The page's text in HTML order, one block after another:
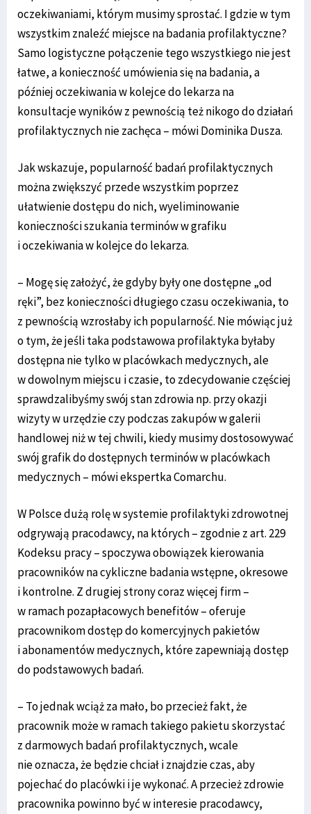
oczekiwaniami, którym musimy sprostać. I gdzie w tym
wszystkim znaleźć miejsce na badania profilaktyczne?
Samo logistyczne połączenie tego wszystkiego nie jest
łatwe, a konieczność umówienia się na badania, a
później oczekiwania w kolejce do lekarza na
konsultacje wyników z pewnością też nikogo do działań
profilaktycznych nie zachęca – mówi Dominika Dusza.
Jak wskazuje, popularność badań profilaktycznych
można zwiększyć przede wszystkim poprzez
ułatwienie dostępu do nich, wyeliminowanie
konieczności szukania terminów w grafiku
i oczekiwania w kolejce do lekarza.
– Mogę się założyć, że gdyby były one dostępne „od
ręki”, bez konieczności długiego czasu oczekiwania, to
z pewnością wzrosłaby ich popularność. Nie mówiąc już
o tym, że jeśli taka podstawowa profilaktyka byłaby
dostępna nie tylko w placówkach medycznych, ale
w dowolnym miejscu i czasie, to zdecydowanie częściej
sprawdzalibyśmy swój stan zdrowia np. przy okazji
wizyty w urzędzie czy podczas zakupów w galerii
handlowej niż w tej chwili, kiedy musimy dostosowywać
swój grafik do dostępnych terminów w placówkach
medycznych – mówi ekspertka Comarchu.
W Polsce dużą rolę w systemie profilaktyki zdrowotnej
odgrywają pracodawcy, na których – zgodnie z art. 229
Kodeksu pracy – spoczywa obowiązek kierowania
pracowników na cykliczne badania wstępne, okresowe
i kontrolne. Z drugiej strony coraz więcej firm –
w ramach pozapłacowych benefitów – oferuje
pracownikom dostęp do komercyjnych pakietów
i abonamentów medycznych, które zapewniają dostęp
do podstawowych badań.
– To jednak wciąż za mało, bo przecież fakt, że
pracownik może w ramach takiego pakietu skorzystać
z darmowych badań profilaktycznych, wcale
nie oznacza, że będzie chciał i znajdzie czas, aby
pojechać do placówki i je wykonać. A przecież zdrowie
pracownika powinno być w interesie pracodawcy,